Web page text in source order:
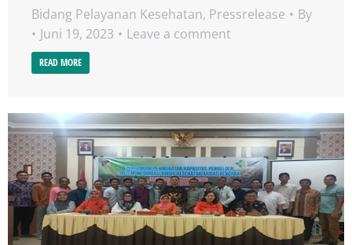
Bidang Pelayanan Kesehatan, Pressrelease
By
Juni 19, 2023
Leave a comment
READ MORE